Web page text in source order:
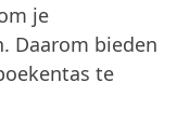
je
Daarom bieden
te